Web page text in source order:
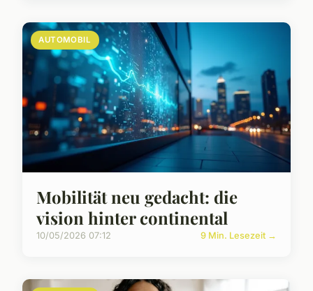
AUTOMOBIL
Mobilität neu gedacht: die
vision hinter continental
10/05/2026 07:12 9 Min. Lesezeit →